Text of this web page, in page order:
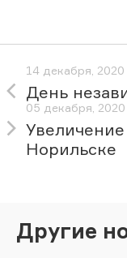
14 декабря, 2020
День
05 декабря, 2020
Норильске
Другие